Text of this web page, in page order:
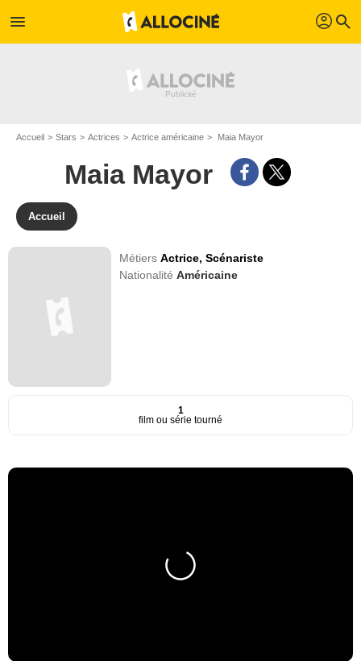
menu profil search
Accueil Stars Actrices Actrice américaine Maia Mayor
Maia Mayor
Accueil
MétiersActrice,Scénariste
NationalitéAméricaine
1
film ou série tourné